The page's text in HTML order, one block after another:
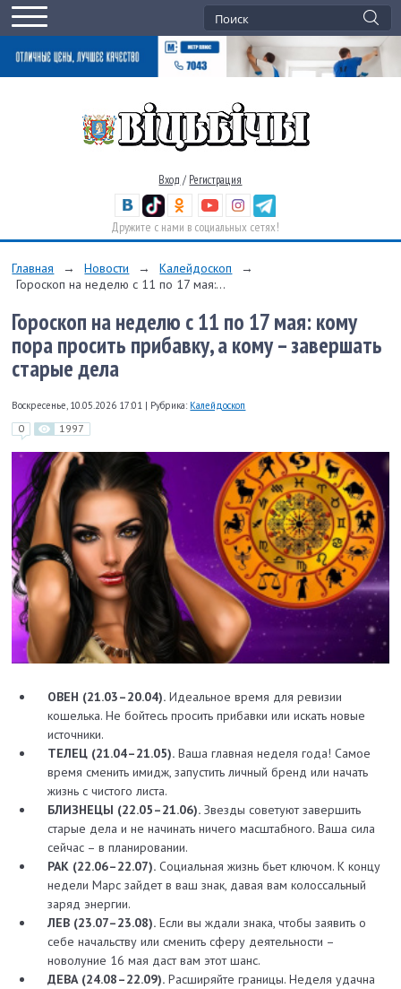
Вход / Регистрация
Дружите с нами в социальных сетях!
Главная → Новости → Калейдоскоп
→
Гороскоп на неделю с 11 по 17 мая:...
Гороскоп на неделю с 11 по 17 мая: кому
пора просить прибавку, а кому – завершать
старые дела
Воскресенье, 10.05.2026 17:01 | Рубрика: Калейдоскоп
0 1997
ОВЕН (21.03–20.04). Идеальное время для ревизии
кошелька. Не бойтесь просить прибавки или искать новые
источники.
ТЕЛЕЦ (21.04–21.05). Ваша главная неделя года! Самое
время сменить имидж, запустить личный бренд или начать
жизнь с чистого листа.
БЛИЗНЕЦЫ (22.05–21.06). Звезды советуют завершить
старые дела и не начинать ничего масштабного. Ваша сила
сейчас – в планировании.
РАК (22.06–22.07). Социальная жизнь бьет ключом. К концу
недели Марс зайдет в ваш знак, давая вам колоссальный
заряд энергии.
ЛЕВ (23.07–23.08). Если вы ждали знака, чтобы заявить о
себе начальству или сменить сферу деятельности –
новолуние 16 мая даст вам этот шанс.
ДЕВА (24.08–22.09). Расширяйте границы. Неделя удачна